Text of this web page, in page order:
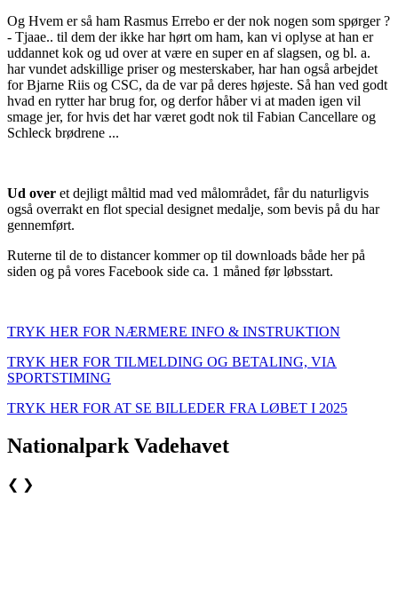
Og Hvem er så ham Rasmus Errebo er der nok nogen som spørger ?
- Tjaae.. til dem der ikke har hørt om ham, kan vi oplyse at han er
uddannet kok og ud over at være en super en af slagsen, og bl. a.
har vundet adskillige priser og mesterskaber, har han også arbejdet
for Bjarne Riis og CSC, da de var på deres højeste. Så han ved godt
hvad en rytter har brug for, og derfor håber vi at maden igen vil
smage jer, for hvis det har været godt nok til Fabian Cancellare og
Schleck brødrene ...
Ud over et dejligt måltid mad ved målområdet, får du naturligvis
også overrakt en flot special designet medalje, som bevis på du har
gennemført.
Ruterne til de to distancer kommer op til downloads både her på
siden og på vores Facebook side ca. 1 måned før løbsstart.
TRYK HER FOR NÆRMERE INFO & INSTRUKTION
TRYK HER FOR TILMELDING OG BETALING, VIA
SPORTSTIMING
TRYK HER FOR AT SE BILLEDER FRA LØBET I 2025
Nationalpark Vadehavet
❮ ❯